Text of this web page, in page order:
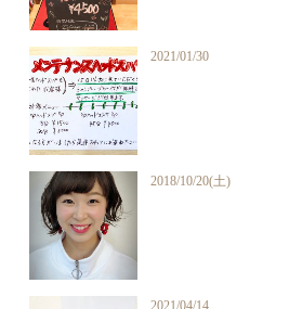
2021/01/30
2018/10/20(土)
2021/04/14